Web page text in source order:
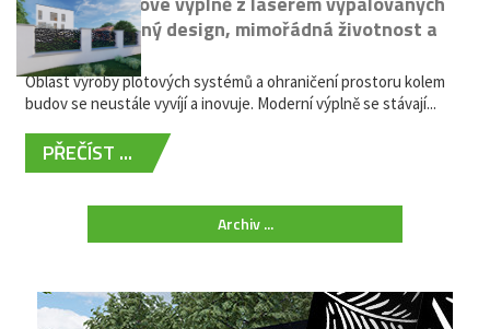
kovů: výjimečný design, mimořádná životnost a
žádná údržba
Oblast výroby plotových systémů a ohraničení prostoru kolem
budov se neustále vyvíjí a inovuje. Moderní výplně se stávají...
PŘEČÍST ...
Archiv ...